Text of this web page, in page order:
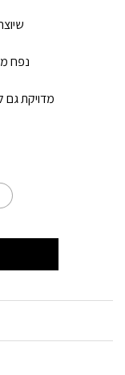
נפח
מדויקת גם